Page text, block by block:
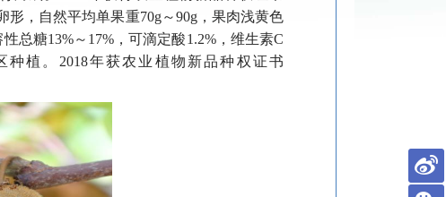
形，自然平均单果重70g～90g，果肉浅黄色
性总糖13%～ 17% ，可滴定酸1.2%，维生素C
植。 2018年获农业植物新品种权证书